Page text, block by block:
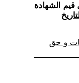
قيم الشهادة
و حق